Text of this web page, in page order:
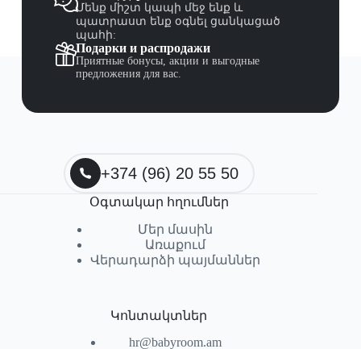
Մենք միշտ կապի մեջ ենք և
պատրաստ ենք օգնել ցանկացած
պահի:
Подарки и распродажи
Приятные бонусы, акции и выгодные
предложения для вас.
+374 (96) 20 55 50
Օգտակար հղումներ
Մեր մասին
Առաքում
Վերադարձի պայմաններ
Կոնտակտներ
hr@babyroom.am